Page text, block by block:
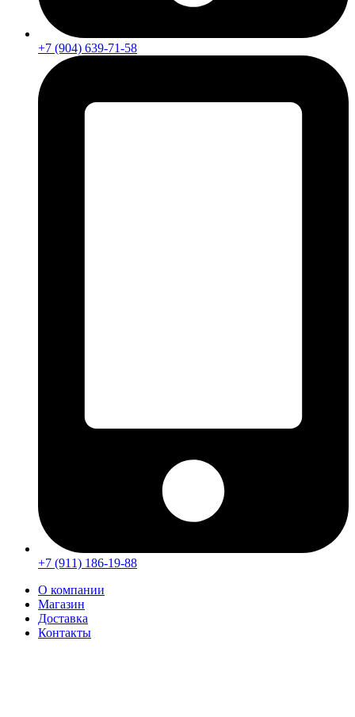
+7 (904) 639-71-58
+7 (911) 186-19-88
О компании
Магазин
Доставка
Контакты